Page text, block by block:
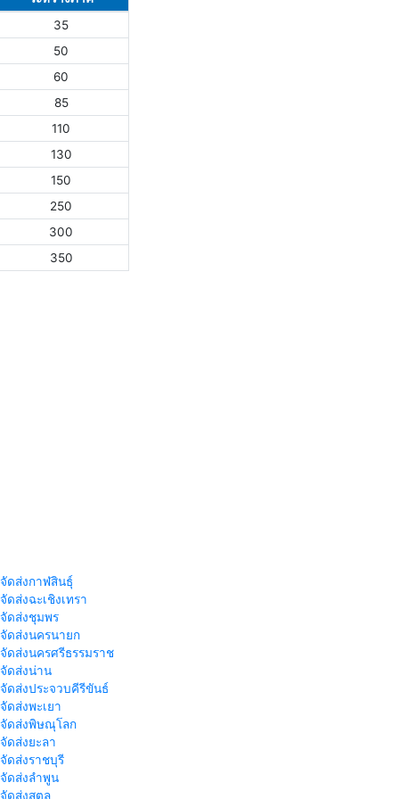
35
50
60
85
110
130
150
250
300
350
ดส่งกาฬสินธุ์
ดส่งฉะเชิงเทรา
ดส่งชุมพร
ดส่งนครนายก
ดส่งนครศรีธรรมราช
ดส่งน่าน
ดส่งประจวบคีรีขันธ์
ดส่งพะเยา
ดส่งพิษณุโลก
ดส่งยะลา
ดส่งราชบุรี
ดส่งลำพูน
ดส่งสตูล